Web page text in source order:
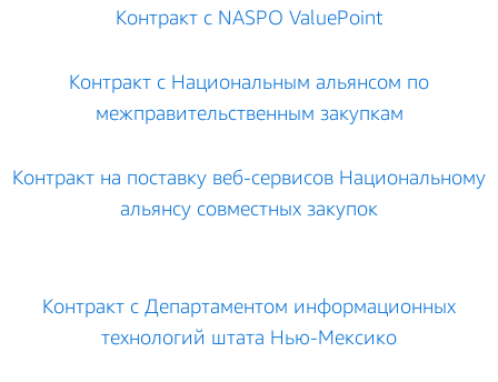
Контракт с NASPO ValuePoint
Контракт с Национальным альянсом по
межправительственным закупкам
Контракт на поставку веб-сервисов Национальному
альянсу совместных закупок
Контракт с Департаментом информационных
технологий штата Нью-Мексико